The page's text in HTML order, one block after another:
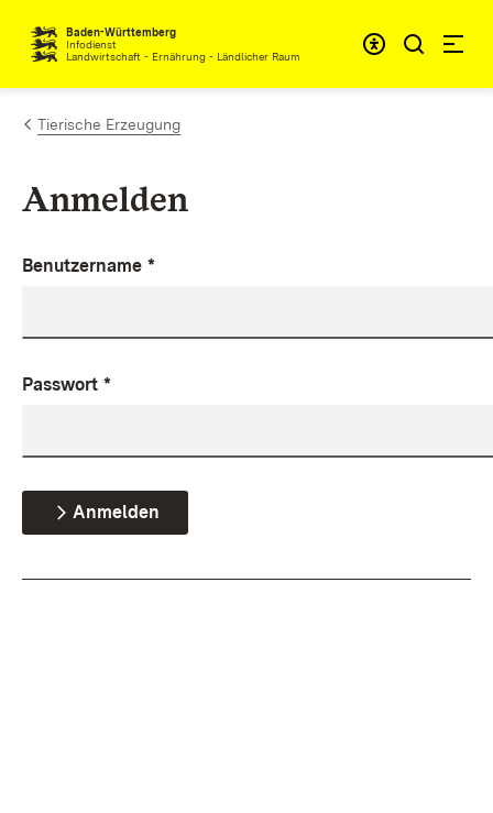
Zum Inhalt springen
Baden-Württemberg
Infodienst
Landwirtschaft - Ernährung - Ländlicher Raum
Tierische Erzeugung
Anmelden
Benutzername *
Passwort *
Anmelden